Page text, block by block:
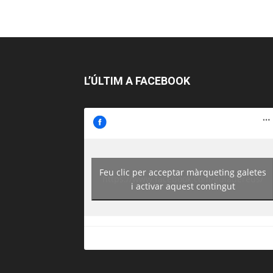
L’ÚLTIM A FACEBOOK
https://www.facebook.com/guiadereus/
Feu clic per acceptar màrqueting galetes
i activar aquest contingut